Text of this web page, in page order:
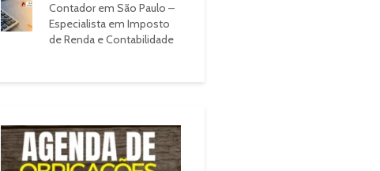
Contador em São Paulo –
Especialista em Imposto
de Renda e Contabilidade